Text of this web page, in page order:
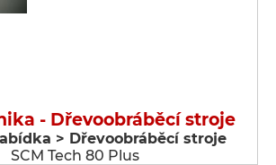
- Dřevoobráběcí stroje
> Dřevoobráběcí stroje
SCM Tech 80 Plus